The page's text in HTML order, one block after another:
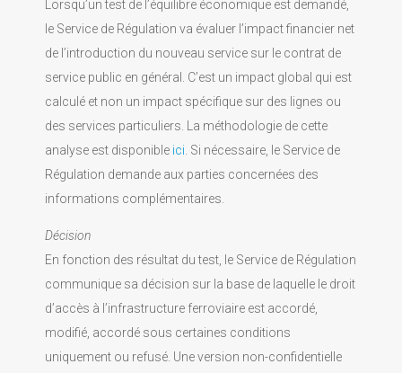
Lorsqu’un test de l’équilibre économique est demandé,
le Service de Régulation va évaluer l’impact financier net
de l’introduction du nouveau service sur le contrat de
service public en général. C’est un impact global qui est
calculé et non un impact spécifique sur des lignes ou
des services particuliers. La méthodologie de cette
analyse est disponible ici . Si nécessaire, le Service de
Régulation demande aux parties concernées des
informations complémentaires.
Décision
En fonction des résultat du test, le Service de Régulation
communique sa décision sur la base de laquelle le droit
d’accès à l’infrastructure ferroviaire est accordé,
modifié, accordé sous certaines conditions
uniquement ou refusé. Une version non-confidentielle